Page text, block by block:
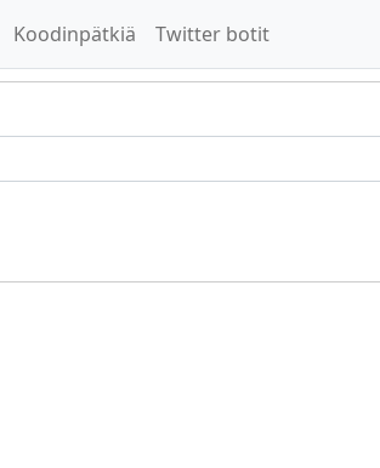
Koodinpätkiä Twitter botit